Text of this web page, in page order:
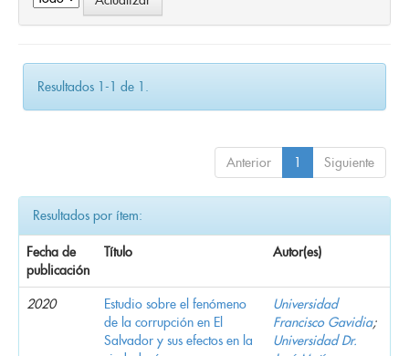
Resultados 1-1 de 1.
Anterior 1 Siguiente
Resultados por ítem:
Fecha de
publicación
Título Autor(es)
2020
Estudio sobre el fenómeno
de la corrupción en El
Salvador y sus efectos en la
Universidad
Francisco Gavidia;
Universidad Dr.